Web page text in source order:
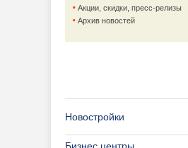
Акции, скидки, пресс-релизы
Архив новостей
Новостройки